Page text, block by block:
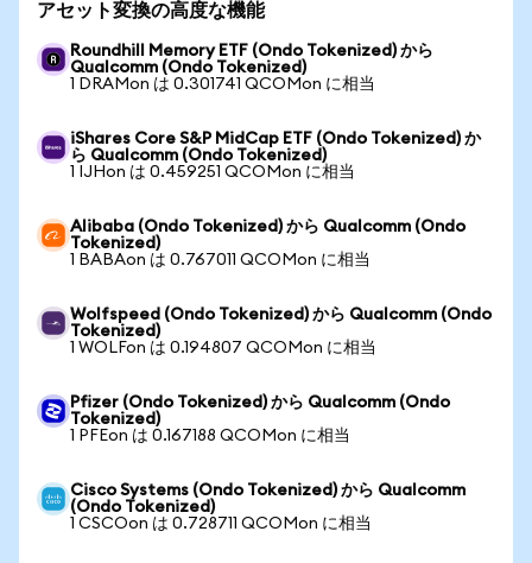
アセット変換の高度な機能
Roundhill Memory ETF (Ondo Tokenized) から
Qualcomm (Ondo Tokenized)
1 DRAMon は 0.301741 QCOMon に相当
iShares Core S&P MidCap ETF (Ondo Tokenized) か
ら Qualcomm (Ondo Tokenized)
1 IJHon は 0.459251 QCOMon に相当
Alibaba (Ondo Tokenized) から Qualcomm (Ondo
Tokenized)
1 BABAon は 0.767011 QCOMon に相当
Wolfspeed (Ondo Tokenized) から Qualcomm (Ondo
Tokenized)
1 WOLFon は 0.194807 QCOMon に相当
Pfizer (Ondo Tokenized) から Qualcomm (Ondo
Tokenized)
1 PFEon は 0.167188 QCOMon に相当
Cisco Systems (Ondo Tokenized) から Qualcomm
(Ondo Tokenized)
1 CSCOon は 0.728711 QCOMon に相当